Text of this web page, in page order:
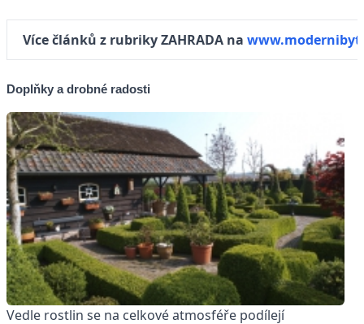
Více článků z rubriky ZAHRADA na
Doplňky a drobné radosti
Vedle rostlin se na celkové atmosféře podílejí